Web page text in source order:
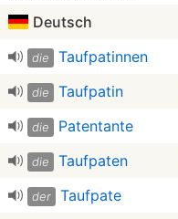
Deutsch
die Taufpatinnen
die Taufpatin
die Patentante
die Taufpaten
der Taufpate